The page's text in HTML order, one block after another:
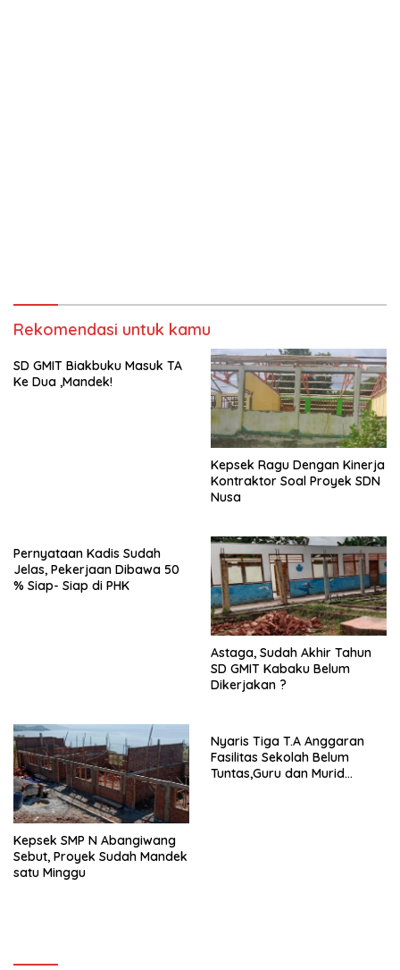
Rekomendasi untuk kamu
SD GMIT Biakbuku Masuk TA
Ke Dua ,Mandek!
Kepsek Ragu Dengan Kinerja
Kontraktor Soal Proyek SDN
Nusa
Pernyataan Kadis Sudah
Jelas, Pekerjaan Dibawa 50
% Siap- Siap di PHK
Astaga, Sudah Akhir Tahun
SD GMIT Kabaku Belum
Dikerjakan ?
Kepsek SMP N Abangiwang
Sebut, Proyek Sudah Mandek
satu Minggu
Nyaris Tiga T.A Anggaran
Fasilitas Sekolah Belum
Tuntas,Guru dan Murid